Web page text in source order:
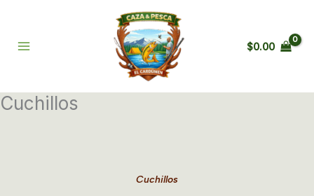
contenido
$0.00
Cuchillos
Cuchillos